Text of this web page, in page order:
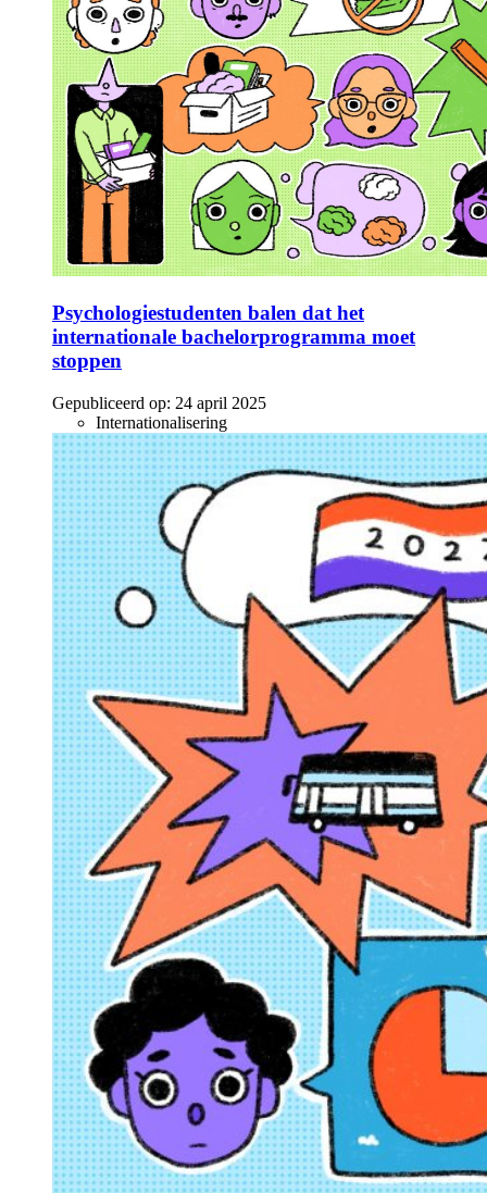
Psychologiestudenten balen dat het
internationale bachelorprogramma moet
stoppen
Gepubliceerd op: 24 april 2025
Internationalisering